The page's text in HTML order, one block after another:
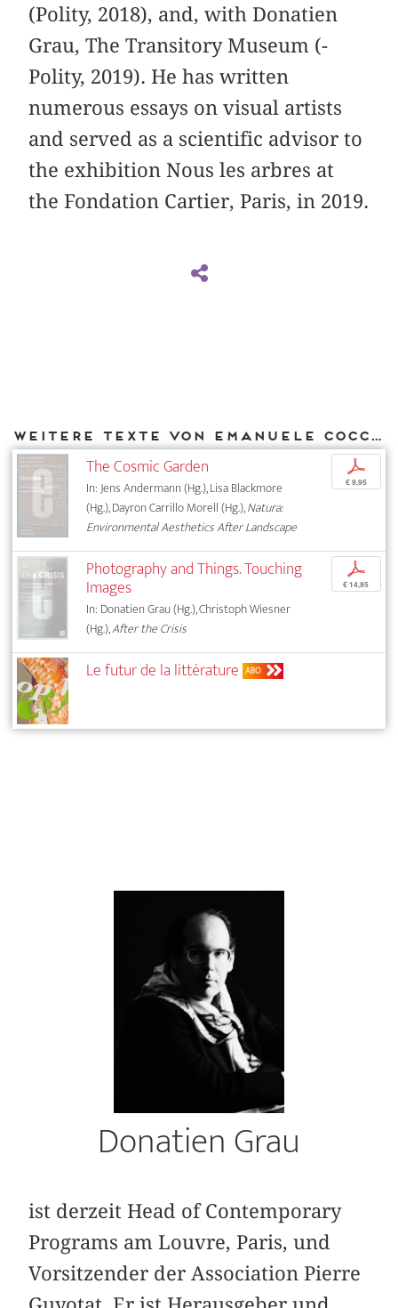
(Polity, 2018), and, with Donatien
Grau, The Transitory Museum (­
Polity, 2019). He has written
numerous essays on visual artists
and served as a scientific advisor to
the exhibition Nous les arbres at
the Fondation ­Cartier, Paris, in 2019.
Weitere Texte von Emanuele Coccia bei DIAPHANES
The Cosmic Garden
In: Jens Andermann (Hg.), Lisa Blackmore
(Hg.), Dayron Carrillo Morell (Hg.),Natura:
Environmental Aesthetics After Landscape
p
€ 9,95
Photography and Things. Touching
Images
In: Donatien Grau (Hg.), Christoph Wiesner
(Hg.),After the Crisis
p
€ 14,95
Le futur de la littérature ABO
Donatien Grau
ist derzeit Head of Contemporary
Programs am Louvre, Paris, und
Vorsitzender der Association Pierre